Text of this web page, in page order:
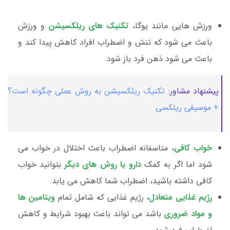
ورزش هایی مانند یوگا، تکنیک های ریلکسیشن و ورزش
باعث می شود که تنش و اضطراب افراد کاهش پیدا کند و
باعث می شود ذهن فرد باز شود.
پیشنهاد مشاور: تکنیک ریلکسیشن به روش عملی چگونه است؟
+ موسیقی ریلکسی
خواب کافی، متاسفانه اضطراب باعث اختلال در خواب می
شود اما اگر به کمک دارو یا روش های دیگر بتوانید خواب
کافی داشته باشید، اضطراب شما کاهش می یابد.
رژیم غذایی متعادل، رژیم غذایی که شامل تمام ویتامین ها
و مواد ضروری باشد می تواند باعث بهبود شرایط و کاهش